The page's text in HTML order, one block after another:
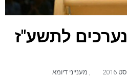
לתשע"ז
מענייני דיומא